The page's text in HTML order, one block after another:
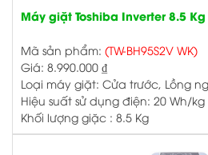
Máy giặt Toshiba Inverter 8.5 Kg
Mã sản phẩm: (TW-BH95S2V WK)
Giá: 8.990.000 ₫
Loại máy giặt: Cửa trước, Lồng
Hiệu suất sử dụng điện: 20 Wh/kg
Khối lượng giặc : 8.5 Kg